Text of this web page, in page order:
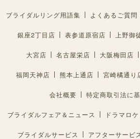
ブライダルリング用語集 よくあるご質問
銀座2丁目店 表参道原宿店 上野御
大宮店 名古屋栄店 大阪梅田店
福岡天神店 熊本上通店 宮崎橘通り
会社概要 特定商取引法に
ブライダルフェア＆ニュース ドラマロケ
ブライダルサービス アフターサービ